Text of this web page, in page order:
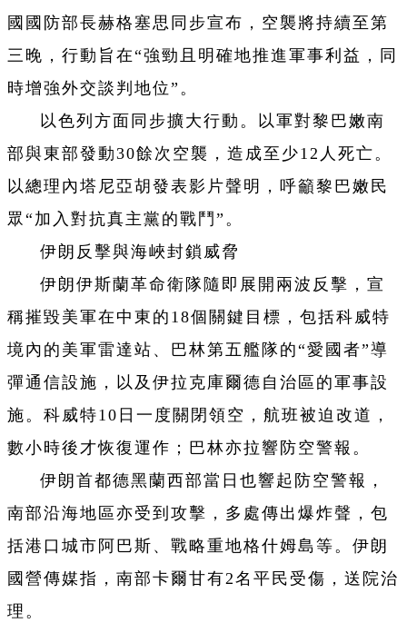
國國防部長赫格塞思同步宣布，空襲將持續至第
三晚，行動旨在“強勁且明確地推進軍事利益，同
時增強外交談判地位”。
以色列方面同步擴大行動。以軍對黎巴嫩南
部與東部發動30餘次空襲，造成至少12人死亡。
以總理內塔尼亞胡發表影片聲明，呼籲黎巴嫩民
眾“加入對抗真主黨的戰鬥”。
伊朗反擊與海峽封鎖威脅
伊朗伊斯蘭革命衛隊隨即展開兩波反擊，宣
稱摧毀美軍在中東的18個關鍵目標，包括科威特
境內的美軍雷達站、巴林第五艦隊的“愛國者”導
彈通信設施，以及伊拉克庫爾德自治區的軍事設
施。科威特10日一度關閉領空，航班被迫改道，
數小時後才恢復運作；巴林亦拉響防空警報。
伊朗首都德黑蘭西部當日也響起防空警報，
南部沿海地區亦受到攻擊，多處傳出爆炸聲，包
括港口城市阿巴斯、戰略重地格什姆島等。伊朗
國營傳媒指，南部卡爾甘有2名平民受傷，送院治
理。